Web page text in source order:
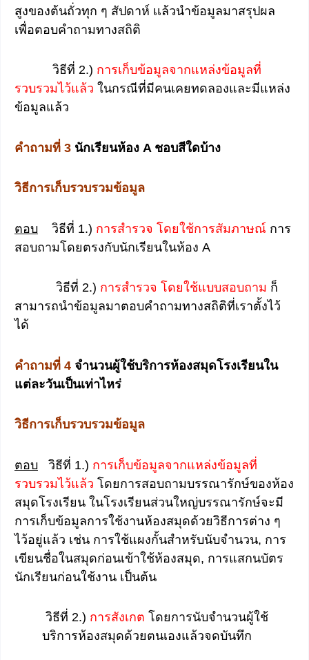
สูงของต้นถั่วทุก ๆ สัปดาห์ เเล้วนำข้อมูลมาสรุปผล
เพื่อตอบคำถามทางสถิติ
วิธีที่ 2.) การเก็บข้อมูลจากแหล่งข้อมูลที่
รวบรวมไว้แล้ว ในกรณีที่มีคนเคยทดลองและมีแหล่ง
ข้อมูลแล้ว
คำถามที่ 3 นักเรียนห้อง A ชอบสีใดบ้าง
วิธีการเก็บรวบรวมข้อมูล
ตอบ วิธีที่ 1.) การสำรวจ โดยใช้การสัมภาษณ์ การ
สอบถามโดยตรงกับนักเรียนในห้อง A
วิธีที่ 2.) การสำรวจ โดยใช้แบบสอบถาม ก็
สามารถนำข้อมูลมาตอบคำถามทางสถิติที่เราตั้งไว้
ได้
คำถามที่ 4 จำนวนผู้ใช้บริการห้องสมุดโรงเรียนใน
แต่ละวันเป็นเท่าไหร่
วิธีการเก็บรวบรวมข้อมูล
ตอบ วิธีที่ 1.) การเก็บข้อมูลจากแหล่งข้อมูลที่
รวบรวมไว้แล้ว โดยการสอบถามบรรณารักษ์ของห้อง
สมุดโรงเรียน ในโรงเรียนส่วนใหญ่บรรณารักษ์จะมี
การเก็บข้อมูลการใช้งานห้องสมุดด้วยวิธีการต่าง ๆ
ไว้อยู่แล้ว เช่น การใช้แผงกั้นสำหรับนับจำนวน, การ
เขียนชื่อในสมุดก่อนเข้าใช้ห้องสมุด, การแสกนบัตร
นักเรียนก่อนใช้งาน เป็นต้น
วิธีที่ 2.) การสังเกต โดยการนับจำนวนผู้ใช้
บริการห้องสมุดด้วยตนเองแล้วจดบันทึก